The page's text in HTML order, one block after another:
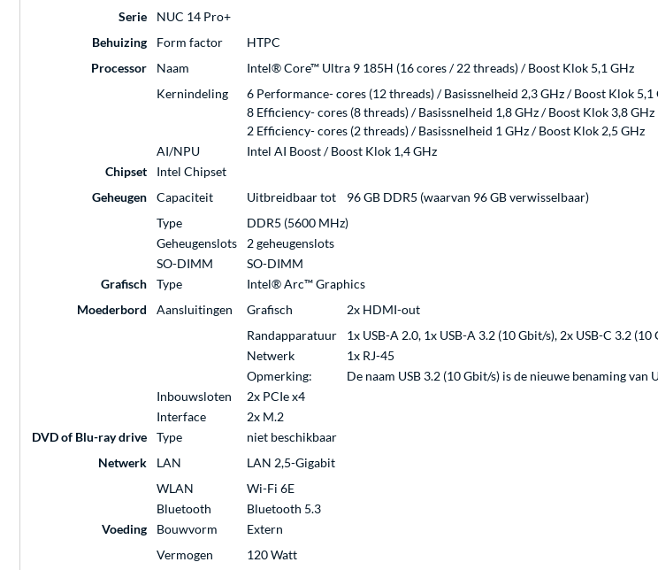
Serie
NUC 14 Pro+
Behuizing
Form factor
HTPC
Processor
Naam
Intel® Core™ Ultra 9 185H (16 cores / 22 threads) / Boost Klok 5,1 GHz
Kernindeling
6 Performance- cores (12 threads) / Basissnelheid 2,3 GHz / Boost Klok 5,1
8 Efficiency- cores (8 threads) / Basissnelheid 1,8 GHz / Boost Klok 3,8 GHz
2 Efficiency- cores (2 threads) / Basissnelheid 1 GHz / Boost Klok 2,5 GHz
AI/NPU
Intel AI Boost / Boost Klok 1,4 GHz
Chipset
Intel Chipset
Geheugen
Capaciteit Uitbreidbaar tot
96 GB DDR5 (waarvan 96 GB verwisselbaar)
Type
DDR5 (5600 MHz)
Geheugenslots
2 geheugenslots
SO-DIMM
SO-DIMM
Grafisch
Type
Intel® Arc™ Graphics
Moederbord
Aansluitingen Grafisch
2x HDMI-out
Randapparatuur
1x USB-A 2.0, 1x USB-A 3.2 (10 Gbit/s), 2x USB-C 3.2
Netwerk
1x RJ-45
Opmerking:
De naam USB 3.2 (10 Gbit/s) is de nieuwe benaming van
Inbouwsloten
2x PCIe x4
Interface
2x M.2
DVD of Blu-ray drive
Type
niet beschikbaar
Netwerk
LAN
LAN 2,5-Gigabit
WLAN
Wi-Fi 6E
Bluetooth
Bluetooth 5.3
Voeding
Bouwvorm
Extern
Vermogen
120 Watt